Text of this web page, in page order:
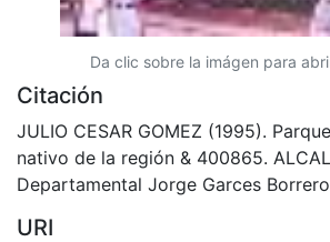
Da clic sobre la imágen para
Citación
JULIO CESAR GOMEZ (1995).
nativo de la región & 400865.
Departamental Jorge Garces
URI